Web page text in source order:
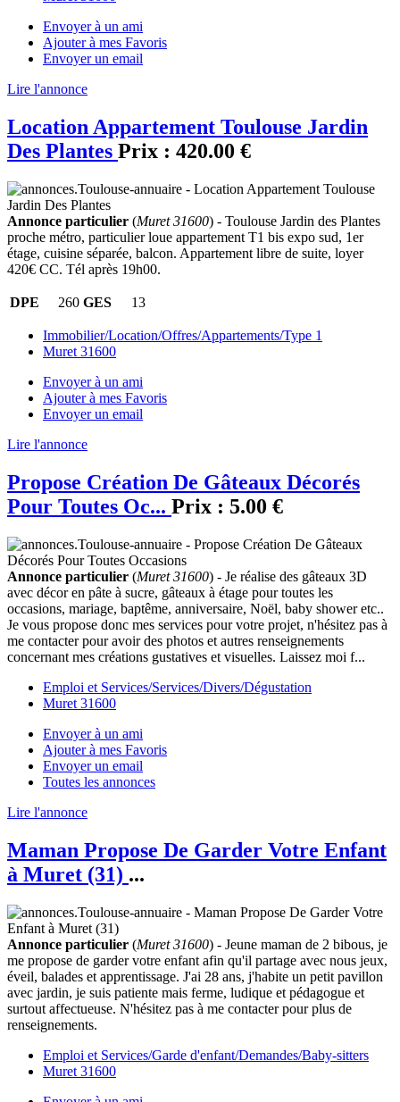
Envoyer à un ami
Ajouter à mes Favoris
Envoyer un email
Lire l'annonce
Location Appartement Toulouse Jardin
Des Plantes Prix : 420.00 €
Annonce particulier (Muret 31600) - Toulouse Jardin des Plantes
proche métro, particulier loue appartement T1 bis expo sud, 1er
étage, cuisine séparée, balcon. Appartement libre de suite, loyer
420€ CC. Tél après 19h00.
DPE 260 GES 13
Immobilier/Location/Offres/Appartements/Type 1
Muret 31600
Envoyer à un ami
Ajouter à mes Favoris
Envoyer un email
Lire l'annonce
Propose Création De Gâteaux Décorés
Pour Toutes Oc... Prix : 5.00 €
Annonce particulier (Muret 31600) - Je réalise des gâteaux 3D
avec décor en pâte à sucre, gâteaux à étage pour toutes les
occasions, mariage, baptême, anniversaire, Noël, baby shower etc..
Je vous propose donc mes services pour votre projet, n'hésitez pas à
me contacter pour avoir des photos et autres renseignements
concernant mes créations gustatives et visuelles. Laissez moi f...
Emploi et Services/Services/Divers/Dégustation
Muret 31600
Envoyer à un ami
Ajouter à mes Favoris
Envoyer un email
Toutes les annonces
Lire l'annonce
Maman Propose De Garder Votre Enfant
à Muret (31) ...
Annonce particulier (Muret 31600) - Jeune maman de 2 bibous, je
me propose de garder votre enfant afin qu'il partage avec nous jeux,
éveil, balades et apprentissage. J'ai 28 ans, j'habite un petit pavillon
avec jardin, je suis patiente mais ferme, ludique et pédagogue et
surtout affectueuse. N'hésitez pas à me contacter pour plus de
renseignements.
Emploi et Services/Garde d'enfant/Demandes/Baby-sitters
Muret 31600